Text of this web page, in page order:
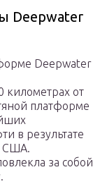
Deepwater
Deepwater
километрах от
платформе
в результате
США.
за собой